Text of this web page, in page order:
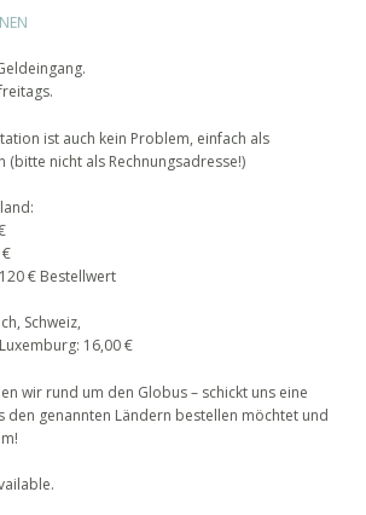
ist auch kein Problem, einfach als
(bitte nicht als Rechnungsadresse!)
€ Bestellwert
Schweiz,
16,00 €
wir rund um den Globus – schickt uns eine
den genannten Ländern bestellen möchtet und